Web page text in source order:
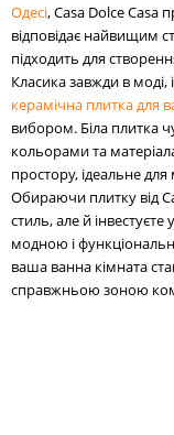
Одесі, Casa Dolce Casa
відповідає найвищим
підходить для
Класика завжди в моді,
керамічна плитка для
вибором. Біла плитка
кольорами та
простору, ідеальне
Обираючи плитку від
стиль, але й
модною і
ваша ванна кімната
справжньою зоною